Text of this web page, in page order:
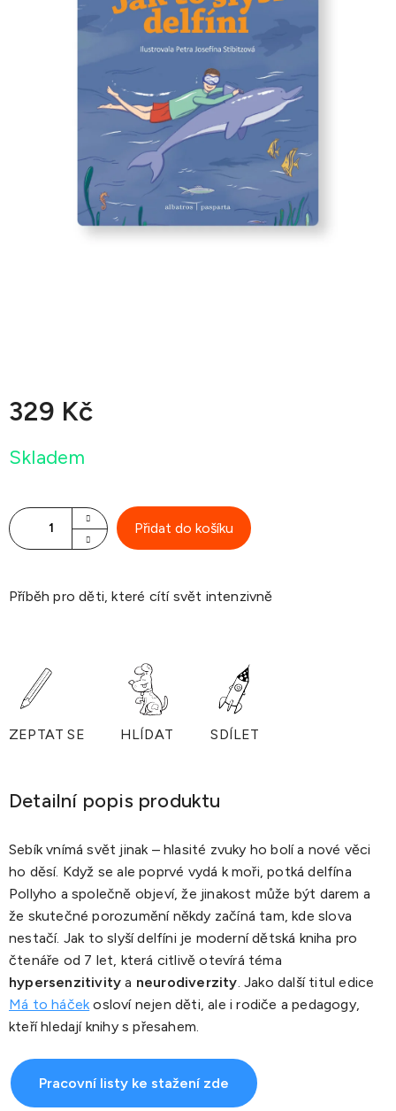
329 Kč
cena:
Skladem
Přidat do košíku
Příběh pro děti, které cítí svět intenzivně
ZEPTAT SE HLÍDAT SDÍLET
Detailní popis produktu
Sebík vnímá svět jinak – hlasité zvuky ho bolí a nové věci
ho děsí. Když se ale poprvé vydá k moři, potká delfína
Pollyho a společně objeví, že jinakost může být darem a
že skutečné porozumění někdy začíná tam, kde slova
nestačí. Jak to slyší delfíni je moderní dětská kniha pro
čtenáře od 7 let, která citlivě otevírá téma
hypersenzitivity a neurodiverzity. Jako další titul edice
Má to háčekosloví nejen děti, ale i rodiče a pedagogy,
kteří hledají knihy s přesahem.
Pracovní listy ke stažení zde